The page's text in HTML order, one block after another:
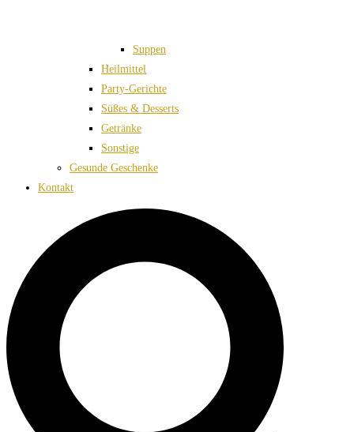
Suppen
Heilmittel
Party-Gerichte
Süßes & Desserts
Getränke
Sonstige
Gesunde Geschenke
Kontakt